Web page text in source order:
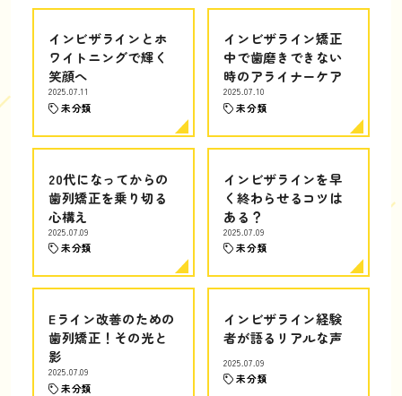
インビザラインとホ
ワイトニングで輝く
笑顔へ
2025.07.11
未分類
インビザライン矯正
中で歯磨きできない
時のアライナーケア
2025.07.10
未分類
20代になってからの
歯列矯正を乗り切る
心構え
2025.07.09
未分類
インビザラインを早
く終わらせるコツは
ある？
2025.07.09
未分類
Eライン改善のための
歯列矯正！その光と
影
2025.07.09
未分類
インビザライン経験
者が語るリアルな声
2025.07.09
未分類